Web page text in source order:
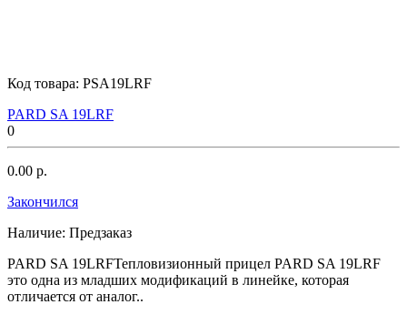
Код товара: PSA19LRF
PARD SA 19LRF
0
0.00 р.
Закончился
Наличие: Предзаказ
PARD SA 19LRFТепловизионный прицел PARD SA 19LRF
это одна из младших модификаций в линейке, которая
отличается от аналог..